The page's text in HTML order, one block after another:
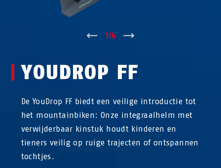
↑ 1/4
YOUDROP FF
De YouDrop FF biedt een veilige introductie tot
het mountainbiken: Onze integraalhelm met
verwijderbaar kinstuk houdt kinderen en
tieners veilig op ruige trajecten of ontspannen
tochtjes.